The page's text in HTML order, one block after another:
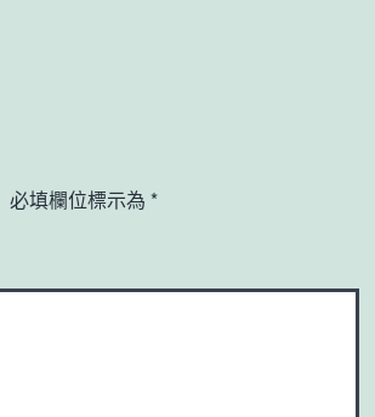
必填欄位標示為 *